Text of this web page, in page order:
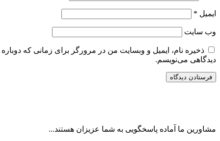
ایمیل *
وب‌ سایت
ذخیره نام، ایمیل و وبسایت من در مرورگر برای زمانی که دوباره
دیدگاهی می‌نویسم.
مشاورین ما آماده پاسخگویی به شما عزیزان هستند...